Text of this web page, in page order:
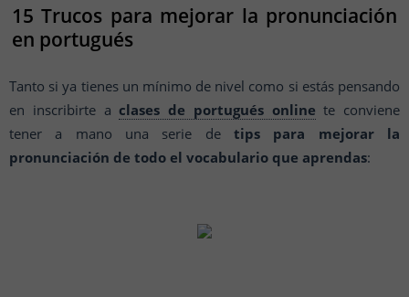
15 Trucos para mejorar la pronunciación
en portugués
Tanto si ya tienes un mínimo de nivel como si estás pensando
en inscribirte a clases de portugués online te conviene
tener a mano una serie de tips para mejorar la
pronunciación de todo el vocabulario que aprendas: